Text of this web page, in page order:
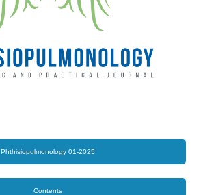
Phthisiopulmonology 01-2025
Contents